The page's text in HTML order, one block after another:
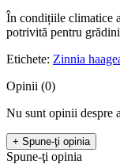
În condițiile climatice
potrivită pentru
Etichete: Zinnia
Opinii (0)
Nu sunt opinii despre
+ Spune-ţi opinia
Spune-ţi opinia